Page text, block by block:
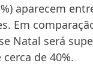
aparecem
Em
Natal será
de 40%.